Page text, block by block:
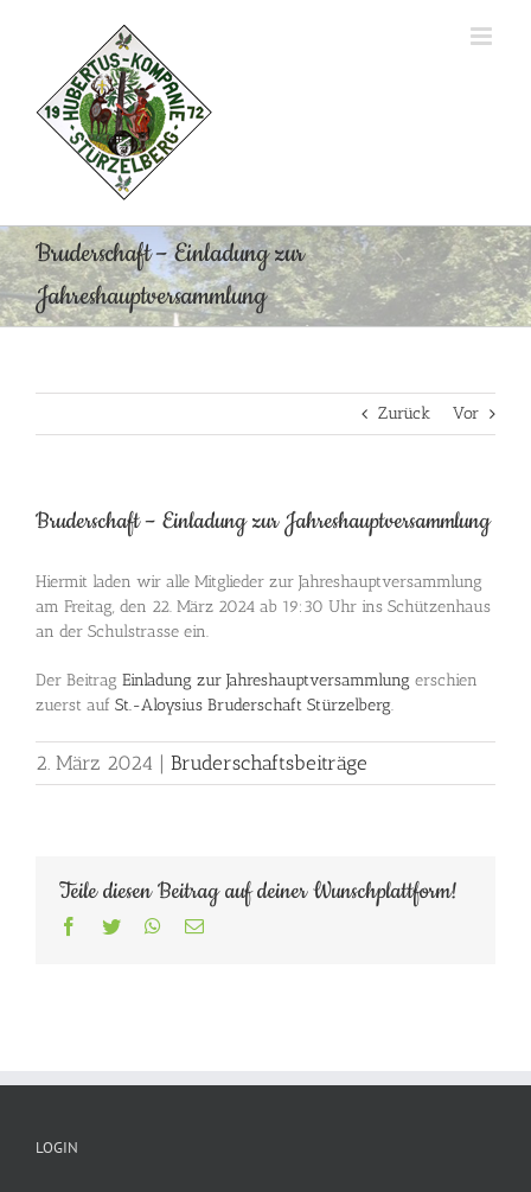
Bruderschaft – Einladung zur
Jahreshauptversammlung
Zurück Vor
Bruderschaft – Einladung zur Jahreshauptversammlung
Hiermit laden wir alle Mitglieder zur Jahreshauptversammlung
am Freitag, den 22. März 2024 ab 19:30 Uhr ins Schützenhaus
an der Schulstrasse ein.
Der Beitrag Einladung zur Jahreshauptversammlung erschien
zuerst auf St.-Aloysius Bruderschaft Stürzelberg.
2. März 2024 | Bruderschaftsbeiträge
Teile diesen Beitrag auf deiner Wunschplattform!
Facebook
Twitter WhatsApp
E-
LOGIN